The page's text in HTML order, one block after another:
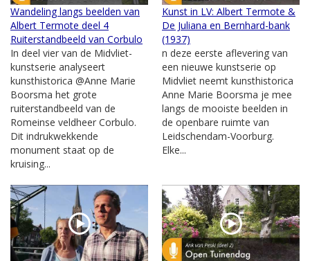
Wandeling langs beelden van
Albert Termote deel 4
Ruiterstandbeeld van Corbulo
In deel vier van de Midvliet-
kunstserie analyseert
kunsthistorica @Anne Marie
Boorsma het grote
ruiterstandbeeld van de
Romeinse veldheer Corbulo.
Dit indrukwekkende
monument staat op de
kruising...
Kunst in LV: Albert Termote &
De Juliana en Bernhard-bank
(1937)
n deze eerste aflevering van
een nieuwe kunstserie op
Midvliet neemt kunsthistorica
Anne Marie Boorsma je mee
langs de mooiste beelden in
de openbare ruimte van
Leidschendam-Voorburg.
Elke...